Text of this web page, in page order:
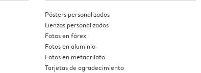
Pósters personalizados
Lienzos personalizados
Fotos en fórex
Fotos en aluminio
Fotos en metacrilato
Tarjetas de agradecimiento